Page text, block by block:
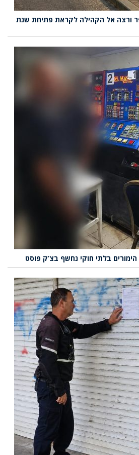
ורצה אל הקהילה לקראת פתיחת שנת
בלתי חוקי נחשף בצ’ק פוסט